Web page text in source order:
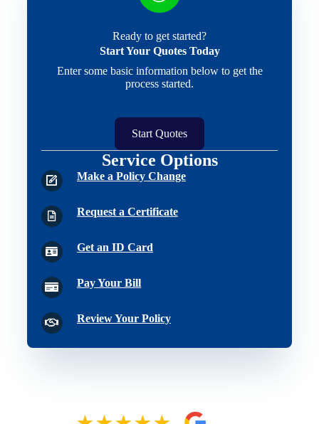
Ready to get started?
Start Your Quotes Today
Enter some basic information below to get the
process started.
Start Quotes
Service Options
Make a Policy Change
Request a Certificate
Get an ID Card
Pay Your Bill
Review Your Policy